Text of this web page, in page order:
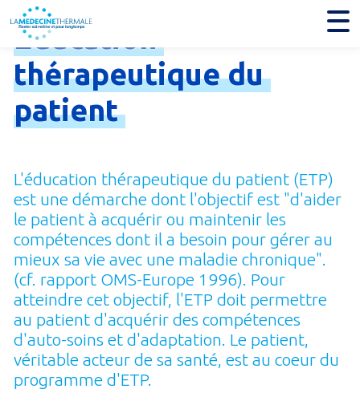
Education
thérapeutiquedu
patient
L'éducation thérapeutique du patient (ETP)
est une démarche dont l'objectif est "d'aider
le patient à acquérir ou maintenir les
compétences dont il a besoin pour gérer au
mieux sa vie avec une maladie chronique".
(cf. rapport OMS-Europe 1996). Pour
atteindre cet objectif, l'ETP doit permettre
au patient d'acquérir des compétences
d'auto-soins et d'adaptation. Le patient,
véritable acteur de sa santé, est au coeur du
programme d'ETP.